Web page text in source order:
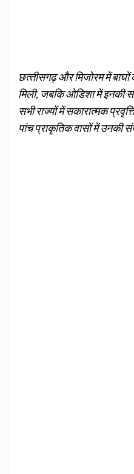
छत्‍तीसगढ़ और मिजोरम में
मिली, जबकि ओडिशा में इनकी
सभी राज्‍यों में सकारात्‍मक
पांच प्राकृतिक वासों में उनकी